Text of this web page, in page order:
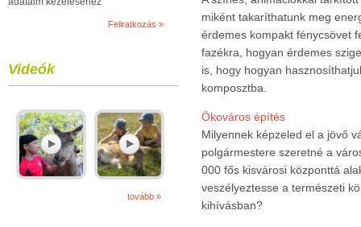
Videók
tovább »
miként takaríthatunk meg
érdemes kompakt fénycsövet
fazékra, hogyan érdemes
is, hogy hogyan
komposztba.
Ökováros építés
Milyennek képzeled el a jövő
polgármestere szeretné a
000 fős kisvárosi központtá
veszélyeztesse a természeti
kihívásban?